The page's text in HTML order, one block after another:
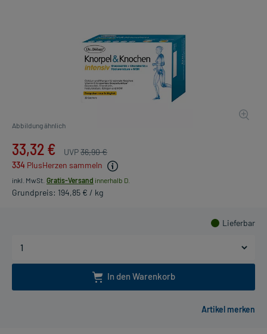
Abbildung ähnlich
33,32 € UVP36,90 €
334 PlusHerzen sammeln
inkl. MwSt. Gratis-Versand innerhalb D.
Grundpreis: 194,85 € / kg
Lieferbar
In den Warenkorb